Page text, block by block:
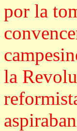
por la
la